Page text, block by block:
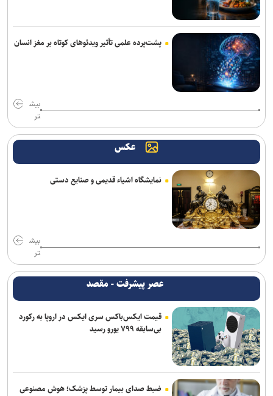
پشت‌پرده علمی تأثیر ویدئو‌های کوتاه بر مغز انسان
بیش
تر
عکس
نمایشگاه اشیاء قدیمی و صنایع دستی
بیش
تر
عصر پیشرفت - مقصد
قیمت ایکس‌باکس سری ایکس در اروپا به رکورد
بی‌سابقه ۷۹۹ یورو رسید
ضبط صدای بیمار توسط پزشک؛ هوش مصنوعی